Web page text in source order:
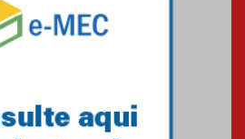
XIII Fórum de Aprendizagem
Transformadora reúne
docentes para debater
inovação e desafios da